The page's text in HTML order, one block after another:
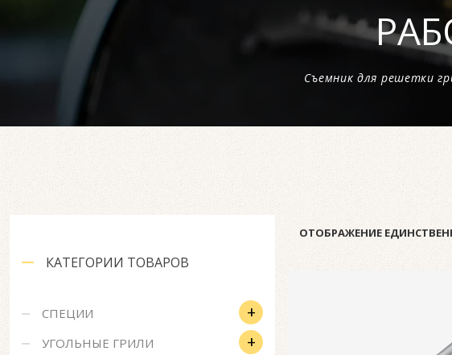
Съемник для решетки
КАТЕГОРИИ ТОВАРОВ
СПЕЦИИ +
УГОЛЬНЫЕ ГРИЛИ +
ОТОБРАЖЕНИЕ